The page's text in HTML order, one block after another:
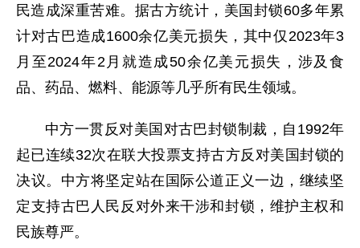
民造成深重苦难。据古方统计，美国封锁60多年累
计对古巴造成1600余亿美元损失，其中仅2023年3
月至2024年2月就造成50余亿美元损失，涉及食
品、药品、燃料、能源等几乎所有民生领域。
中方一贯反对美国对古巴封锁制裁，自1992年
起已连续32次在联大投票支持古方反对美国封锁的
决议。中方将坚定站在国际公道正义一边，继续坚
定支持古巴人民反对外来干涉和封锁，维护主权和
民族尊严。